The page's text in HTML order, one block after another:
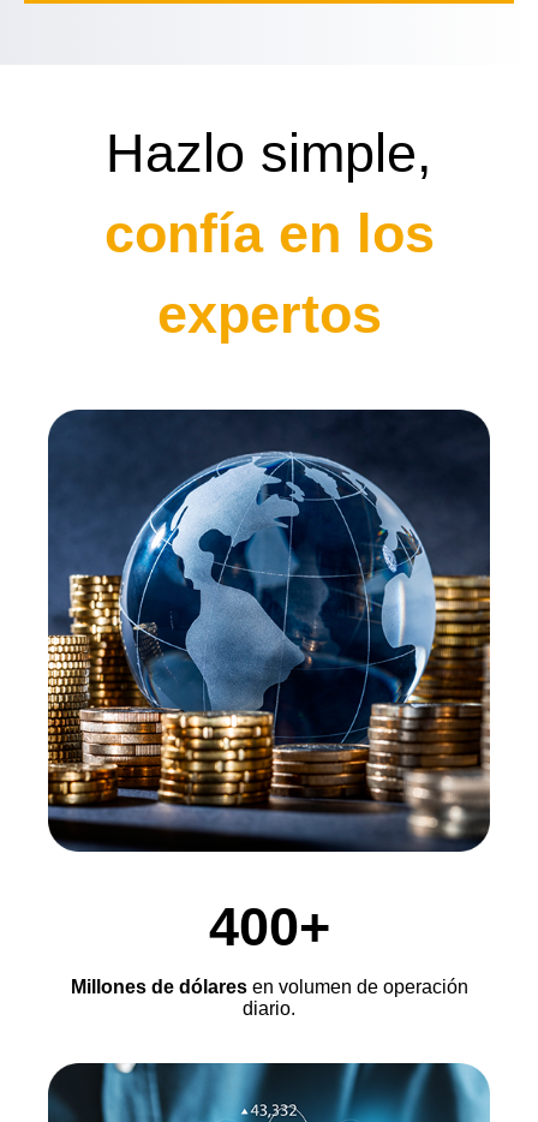
Hazlo simple,
confía en los
expertos
400+
Millones de dólaresen volumen de operación
diario.